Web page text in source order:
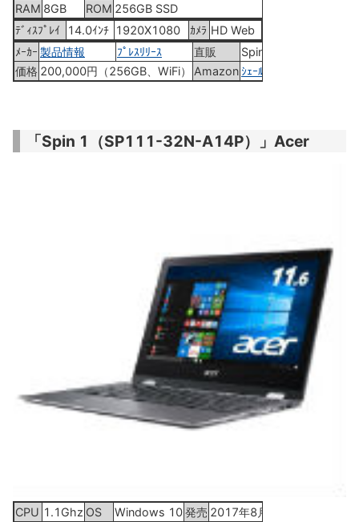
RAM 8GB ROM 256GB SSD
ﾃﾞｨｽﾌﾟﾚｲ
14.0ｲﾝﾁ 1920X1080 ｶﾒﾗ HD Web
ﾒｰｶｰ 製品情報 ﾌﾟﾚｽﾘﾘｰｽ 直販
Spin 7
価格 200,000円（256GB、WiFi） Amazonｼｪｰﾙﾌﾞﾗｯｸ
「Spin 1（SP111-32N-A14P）」Acer
CPU 1.1Ghz OS Windows 10発売 2017年8月24日